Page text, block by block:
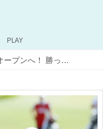
PLAY
いざ全米オープンへ！ 勝って勢いをつけるのはケプカ？ ミケルソン？ 佐藤信人が勝手に予想！